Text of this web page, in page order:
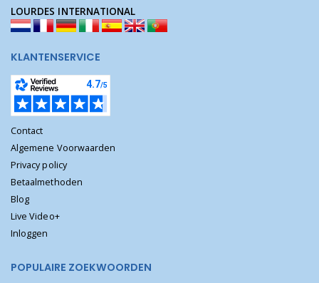
LOURDES INTERNATIONAL
KLANTENSERVICE
Contact
Algemene Voorwaarden
Privacy policy
Betaalmethoden
Blog
Live Video+
Inloggen
POPULAIRE ZOEKWOORDEN